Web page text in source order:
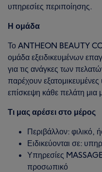
υπηρεσίες περιποίησης.
Η ομάδα
Το ANTHEON BEAUTY
ομάδα εξειδικευμένων
για τις ανάγκες των
παρέχουν
επίσκεψη κάθε πελάτη μια
Τι μας αρέσει στο μέρος
Περιβάλλον: φιλικό,
Ειδικεύονται σε:
Υπηρεσίες
προσωπικό